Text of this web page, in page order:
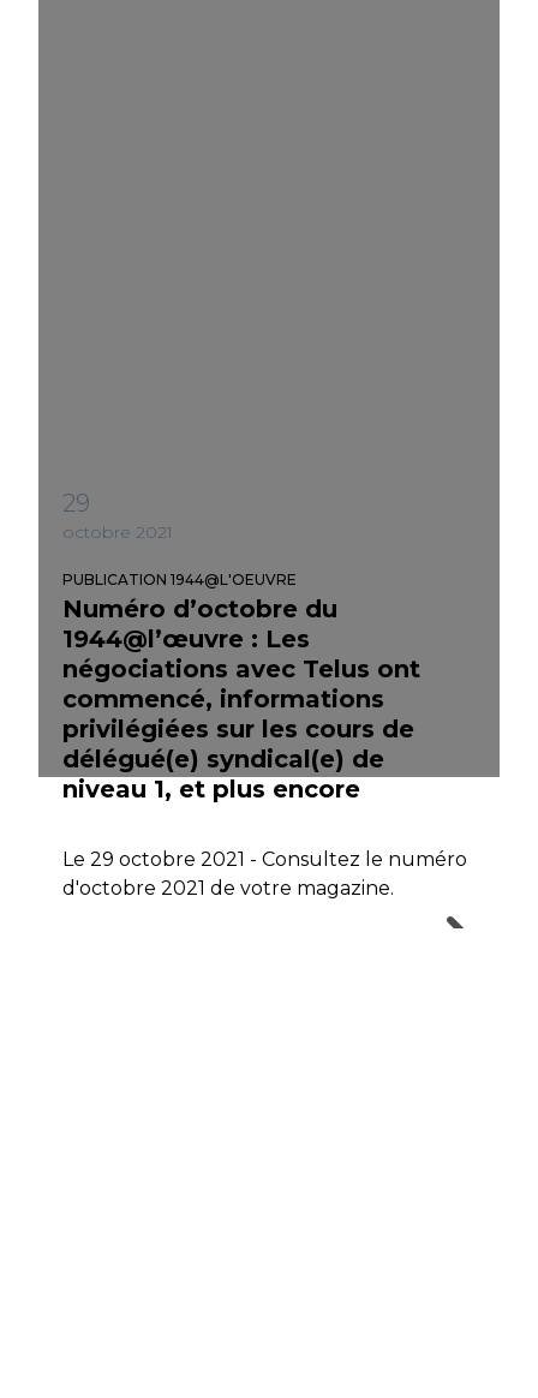
29
octobre 2021
PUBLICATION 1944@L'OEUVRE
Numéro d’octobre du
1944@l’œuvre : Les
négociations avec Telus ont
commencé, informations
privilégiées sur les cours de
délégué(e) syndical(e) de
niveau 1, et plus encore
Le 29 octobre 2021 - Consultez le numéro
d'octobre 2021 de votre magazine.